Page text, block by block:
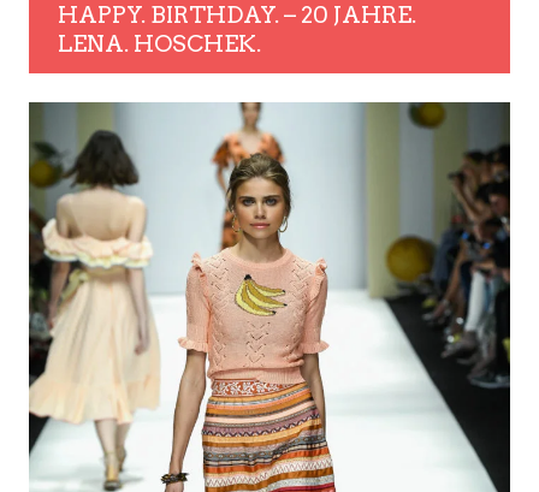
HAPPY. BIRTHDAY. – 20 JAHRE.
LENA. HOSCHEK.